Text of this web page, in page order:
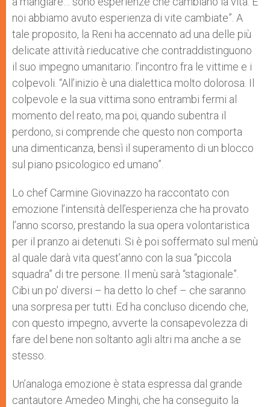
noi abbiamo avuto esperienza di vite cambiate”. A
tale proposito, la Reni ha accennato ad una delle più
delicate attività rieducative che contraddistinguono
il suo impegno umanitario: l’incontro fra le vittime e i
colpevoli. “All’inizio è una dialettica molto dolorosa. Il
colpevole e la sua vittima sono entrambi fermi al
momento del reato, ma poi, quando subentra il
perdono, si comprende che questo non comporta
una dimenticanza, bensì il superamento di un blocco
sul piano psicologico ed umano”.
Lo chef Carmine Giovinazzo ha raccontato con
emozione l’intensità dell’esperienza che ha provato
l’anno scorso, prestando la sua opera volontaristica
per il pranzo ai detenuti. Si è poi soffermato sul menù
al quale darà vita quest’anno con la sua “piccola
squadra” di tre persone. Il menù sarà “stagionale”.
Cibi un po’ diversi – ha detto lo chef – che saranno
una sorpresa per tutti. Ed ha concluso dicendo che,
con questo impegno, avverte la consapevolezza di
fare del bene non soltanto agli altri ma anche a se
stesso.
Un’analoga emozione è stata espressa dal grande
cantautore Amedeo Minghi, che ha conseguito la